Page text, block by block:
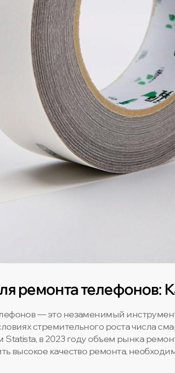
ремонта телефонов:
— это незаменимый
стремительного роста числа
в 2023 году объем рынка
высокое качество ремонта,